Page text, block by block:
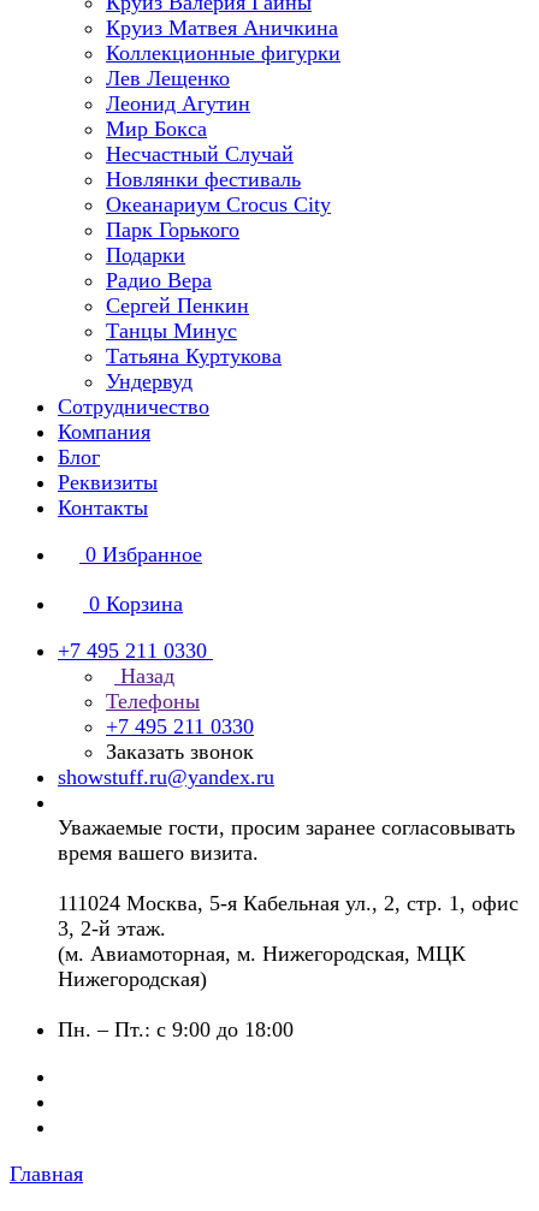
Круиз Матвея Аничкина
Коллекционные фигурки
Лев Лещенко
Леонид Агутин
Мир Бокса
Несчастный Случай
Новлянки фестиваль
Океанариум Crocus City
Парк Горького
Подарки
Радио Вера
Сергей Пенкин
Танцы Минус
Татьяна Куртукова
Ундервуд
Сотрудничество
Компания
Блог
Реквизиты
Контакты
0 Избранное
0 Корзина
+7 495 211 0330
Назад
Телефоны
+7 495 211 0330
Заказать звонок
showstuff.ru@yandex.ru
Уважаемые гости, просим заранее согласовывать
время вашего визита.
111024 Москва, 5-я Кабельная ул., 2, стр. 1, офис
3, 2-й этаж.
(м. Авиамоторная, м. Нижегородская, МЦК
Нижегородская)
Пн. – Пт.: с 9:00 до 18:00
Главная